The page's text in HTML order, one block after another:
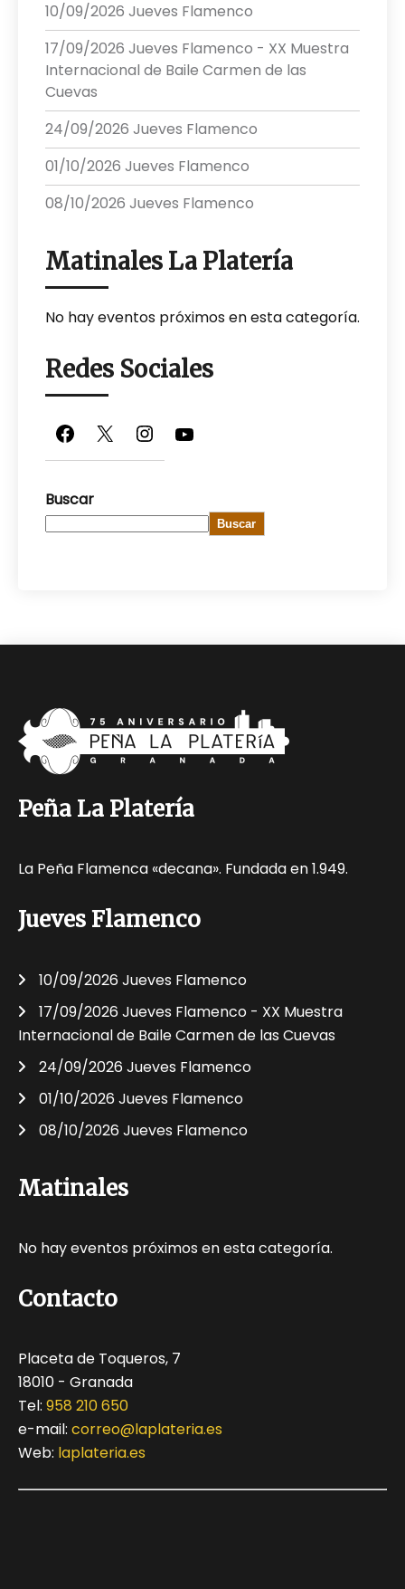
10/09/2026 Jueves Flamenco
17/09/2026 Jueves Flamenco - XX Muestra
Internacional de Baile Carmen de las
Cuevas
24/09/2026 Jueves Flamenco
01/10/2026 Jueves Flamenco
08/10/2026 Jueves Flamenco
Matinales La Platería
No hay eventos próximos en esta categoría.
Redes Sociales
Facebook Instagram
Buscar
Buscar
Peña La Platería
La Peña Flamenca «decana». Fundada en 1.949.
Jueves Flamenco
10/09/2026 Jueves Flamenco
17/09/2026 Jueves Flamenco - XX Muestra
Internacional de Baile Carmen de las Cuevas
24/09/2026 Jueves Flamenco
01/10/2026 Jueves Flamenco
08/10/2026 Jueves Flamenco
Matinales
No hay eventos próximos en esta categoría.
Contacto
Placeta de Toqueros, 7
18010 - Granada
Tel: 958 210 650
e-mail: correo@laplateria.es
Web: laplateria.es